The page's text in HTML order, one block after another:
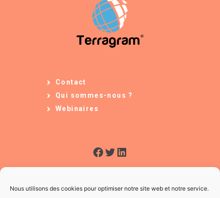
Nous utilisons des cookies pour optimiser notre site web et notre service.
Contact
Qui sommes-nous ?
Webinaires
Facebook
Twitter
LinkedIn